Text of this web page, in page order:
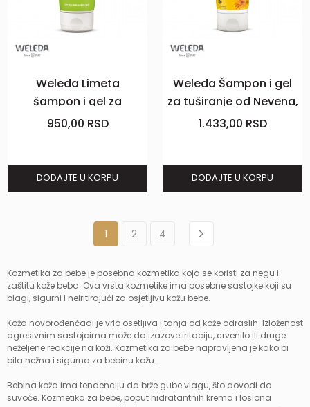
Weleda Limeta
šampon i gel za
tuširanje, 150 ml
950,00 RSD
DODAJTE U KORPU
Weleda Šampon i gel
za tuširanje od Nevena,
200ml
1.433,00 RSD
DODAJTE U KORPU
1 2 4
Kozmetika za bebe je posebna kozmetika koja se koristi za negu i
zaštitu kože beba. Ova vrsta kozmetike ima posebne sastojke koji su
blagi, sigurni i neiritirajući za osjetljivu kožu bebe.
Koža novorođenčadi je vrlo osetljiva i tanja od kože odraslih. Izloženost
agresivnim sastojcima može da izazove iritaciju, crvenilo ili druge
neželjene reakcije na koži. Kozmetika za bebe napravljena je kako bi
bila nežna i sigurna za bebinu kožu.
Bebina koža ima tendenciju da brže gube vlagu, što dovodi do
suvoće. Kozmetika za bebe, poput hidratantnih krema i losiona